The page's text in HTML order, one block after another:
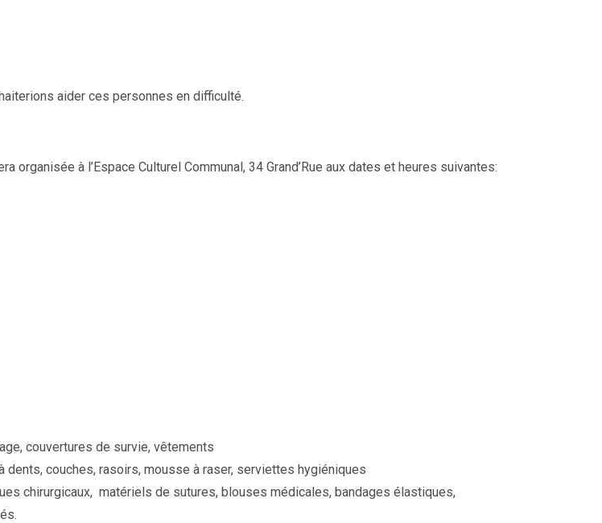
aider ces personnes en difficulté.
à l’Espace Culturel Communal, 34 Grand’Rue aux dates et heures suivantes:
couvertures de survie, vêtements
couches, rasoirs, mousse à raser, serviettes hygiéniques
chirurgicaux, matériels de sutures, blouses médicales, bandages élastiques,